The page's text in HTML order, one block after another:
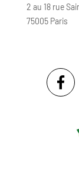
2 au 18 rue
75005 Paris